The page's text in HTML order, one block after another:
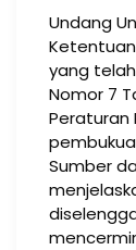
Undang
yang
Nomor 7
Peraturan
Sumber